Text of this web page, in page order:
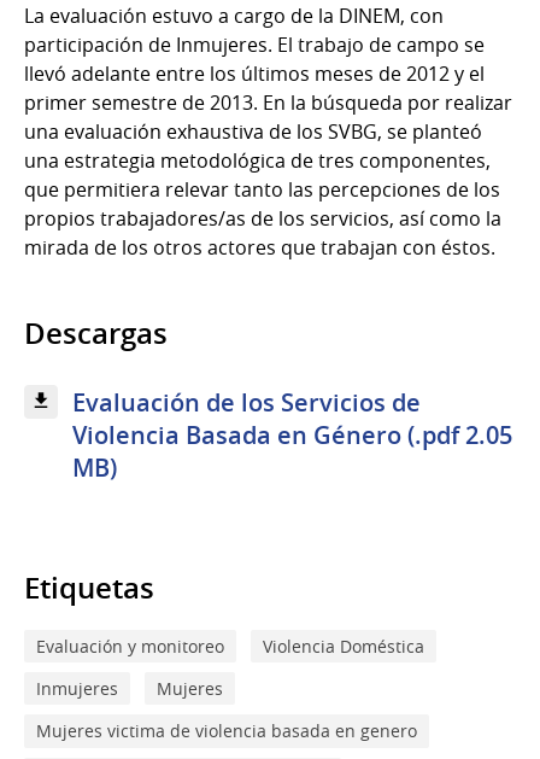
La evaluación estuvo a cargo de la DINEM, con
participación de Inmujeres. El trabajo de campo se
llevó adelante entre los últimos meses de 2012 y el
primer semestre de 2013. En la búsqueda por realizar
una evaluación exhaustiva de los SVBG, se planteó
una estrategia metodológica de tres componentes,
que permitiera relevar tanto las percepciones de los
propios trabajadores/as de los servicios, así como la
mirada de los otros actores que trabajan con éstos.
Descargas
Evaluación de los Servicios de
Violencia Basada en Género (.pdf 2.05
MB)
Etiquetas
Evaluación y monitoreo
Violencia Doméstica
Inmujeres
Mujeres
Mujeres victima de violencia basada en genero